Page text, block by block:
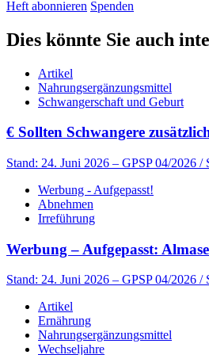
Heft abonnieren Spenden
Dies könnte Sie auch
Artikel
Nahrungsergänzungsmittel
Schwangerschaft und Geburt
€ Sollten Schwangere
Stand: 24. Juni 2026 – GPSP 04/2026 /
Werbung - Aufgepasst!
Abnehmen
Irreführung
Werbung – Aufgepasst:
Stand: 24. Juni 2026 – GPSP 04/2026 /
Artikel
Ernährung
Nahrungsergänzungsmittel
Wechseljahre